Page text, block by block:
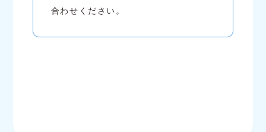
合わせください。